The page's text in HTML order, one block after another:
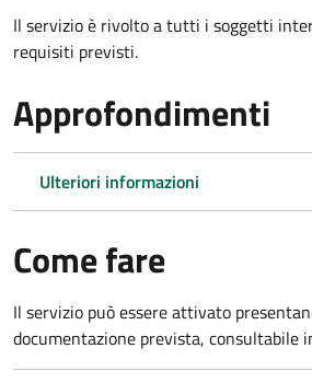
Il servizio è rivolto a tutti i soggetti
requisiti previsti.
Approfondimenti
Ulteriori informazioni
Come fare
Il servizio può essere attivato
documentazione prevista, consultabile